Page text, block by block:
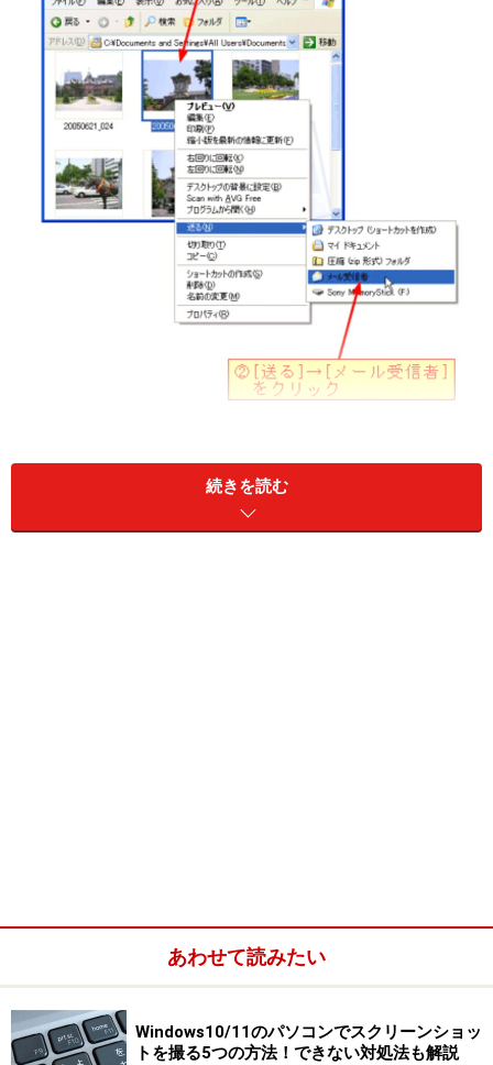
[OK]ボタンをクリックすると、自動的にメールメッセー
ジが作成されます。本文、件名、宛先を入力しメッセー
ジを完成させてから、[送信]ボタンをクリックします。
続きを読む
あわせて読みたい
Windows10/11のパソコンでスクリーンショッ
トを撮る5つの方法！できない対処法も解説